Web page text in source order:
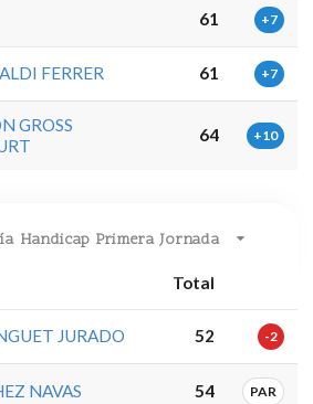
61 +7
FERRER 61 +7
GROSS
64 +10
Handicap Primera Jornada
Total
JURADO 52 -2
NAVAS 54 PAR